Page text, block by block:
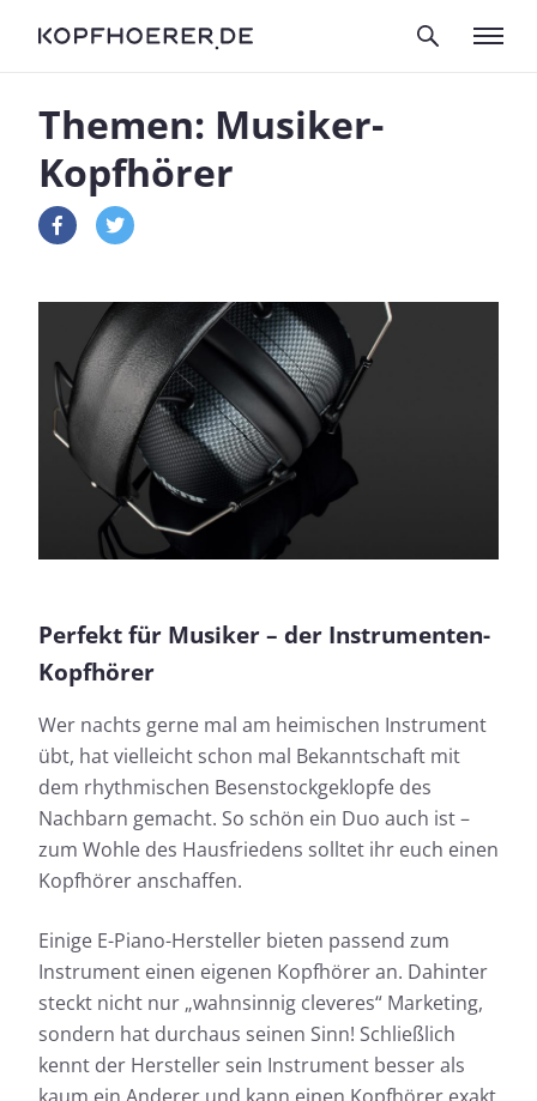
Themen: Musiker-
Kopfhörer
Perfekt für Musiker – der Instrumenten-
Kopfhörer
Wer nachts gerne mal am heimischen Instrument
übt, hat vielleicht schon mal Bekanntschaft mit
dem rhythmischen Besenstockgeklopfe des
Nachbarn gemacht. So schön ein Duo auch ist –
zum Wohle des Hausfriedens solltet ihr euch einen
Kopfhörer anschaffen.
Einige E-Piano-Hersteller bieten passend zum
Instrument einen eigenen Kopfhörer an. Dahinter
steckt nicht nur „wahnsinnig cleveres“ Marketing,
sondern hat durchaus seinen Sinn! Schließlich
kennt der Hersteller sein Instrument besser als